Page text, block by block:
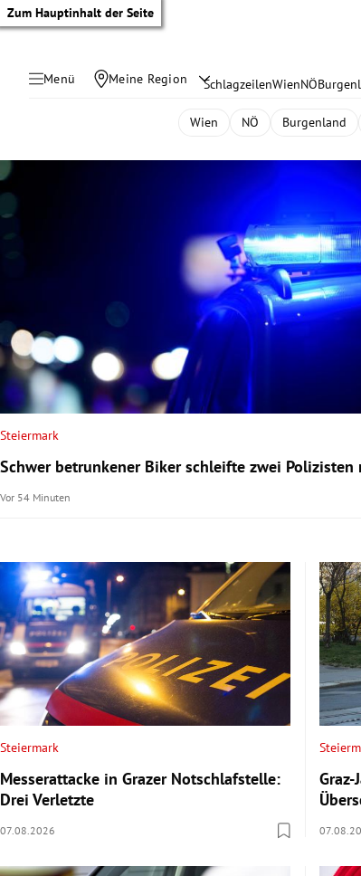
Zum Hauptinhalt der Seite
Menü Meine Region SchlagzeilenWienNÖ
Untermenü
Untermenü
Untermenü
Untermenü
Untermenü
Untermenü
Untermenü
Untermenü
Wien NÖ Burgenland
Steiermark
Schwer betrunkener Biker schleifte zwei Polizisten
Vor 54 Minuten
Steiermark
Messerattacke in Grazer Notschlafstelle:
Drei Verletzte
07.08.2026